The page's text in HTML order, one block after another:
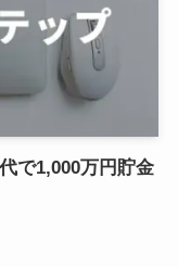
で1,000万円貯金